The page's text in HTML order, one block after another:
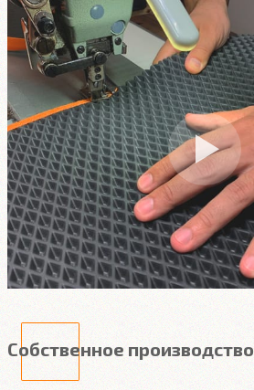
Собственное производство